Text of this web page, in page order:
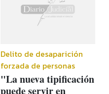
Delito de desaparición
forzada de personas
"La nueva tipificación
puede servir en